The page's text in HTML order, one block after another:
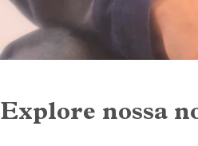
Explore nossa